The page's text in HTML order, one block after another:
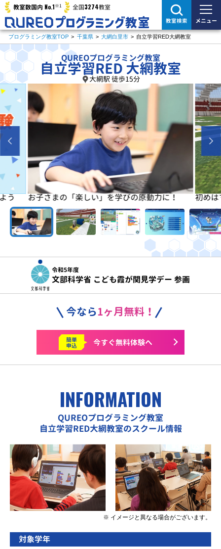
教室数国内 No.1※1 全国3274教室
教室検索 メニュー
プログラミング教室TOP > 千葉県 > 大網白里市 > 自立学習RED大網教室
QUREOプログラミング教室
自立学習RED 大網教室
大網駅 徒歩15分
う お子さまの「楽しい」を学びの原動力に！ 初め
令和5年度
文部科学省 こども霞が関見学デー 参画
今なら1ヶ月無料！
簡単
申込 今すぐ無料体験へ
INFORMATION
QUREOプログラミング教室
自立学習RED大網教室のスクール情報
※ イメージと異なる場合がございます。
対象学年